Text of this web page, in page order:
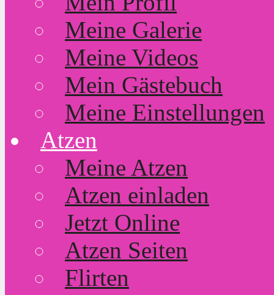
Meine Galerie
Meine Videos
Mein Gästebuch
Meine Einstellungen
Atzen
Meine Atzen
Atzen einladen
Jetzt Online
Atzen Seiten
Flirten